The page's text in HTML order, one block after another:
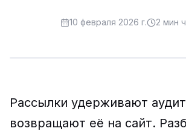
10 февраля 2026 г. 2 мин
Рассылки удерживают
возвращают её на сайт.